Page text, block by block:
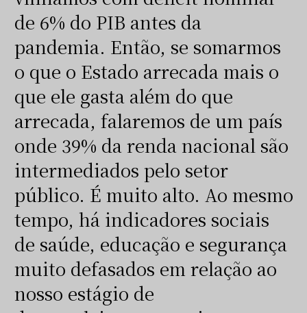
de 6% do PIB antes da
pandemia. Então, se somarmos
o que o Estado arrecada mais o
que ele gasta além do que
arrecada, falaremos de um país
onde 39% da renda nacional são
intermediados pelo setor
público. É muito alto. Ao mesmo
tempo, há indicadores sociais
de saúde, educação e segurança
muito defasados em relação ao
nosso estágio de